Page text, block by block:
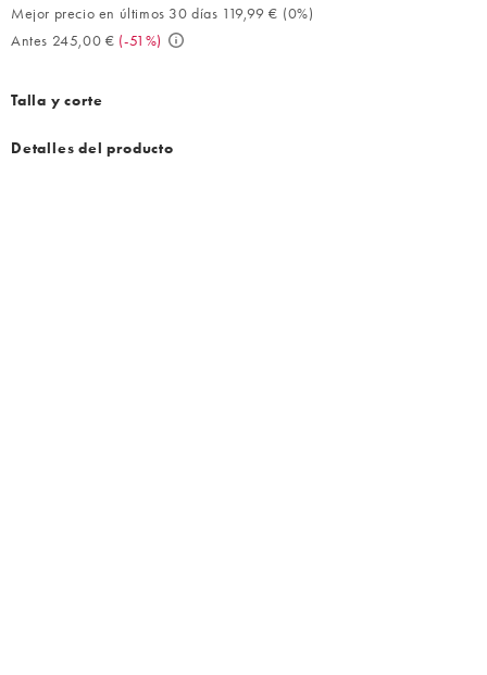
Mejor precio en últimos 30 días 119,99 € (0%)
Antes 245,00 € (-51%)
Talla y corte
Detalles del producto